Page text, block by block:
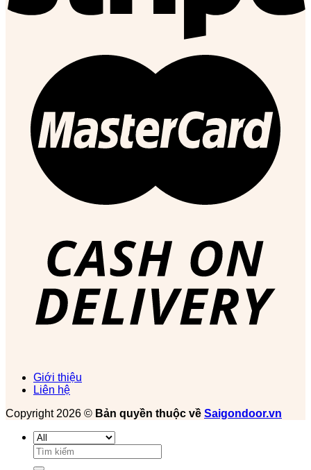
Giới thiệu
Liên hệ
Copyright 2026 © Bản quyền thuộc về Saigondoor.vn
Tìm
kiếm: